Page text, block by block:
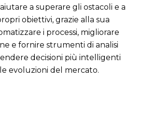
a superare gli ostacoli e a
obiettivi, grazie alla sua
i processi, migliorare
e fornire strumenti di analisi
decisioni più intelligenti
evoluzioni del mercato.